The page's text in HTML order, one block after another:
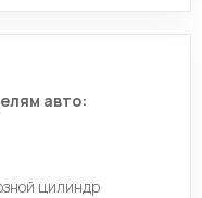
авто:
цилиндр